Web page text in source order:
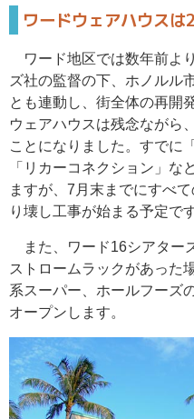
ワードウェアハウス
ワード地区では数年前よ
ズ社の監督の下、ホノルル
とも連動し、街全体の再開
ウェアハウスは残念ながら
ことになりました。すでに
「リカーコネクション」な
ますが、7月末までにすべ
り壊し工事が始まる予定です
また、ワード16シアター
ストロームラックがあった
系スーパー、ホールフーズ
オープンします。